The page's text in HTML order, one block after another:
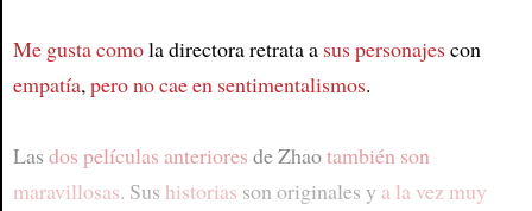
Me gusta comola directora retrata a sus personajescon
empatía,pero no cae en sentimentalismos.
Las dos películas anteriores de Zhaotambién son
maravillosas. Sus historias son originales y a la vez muy